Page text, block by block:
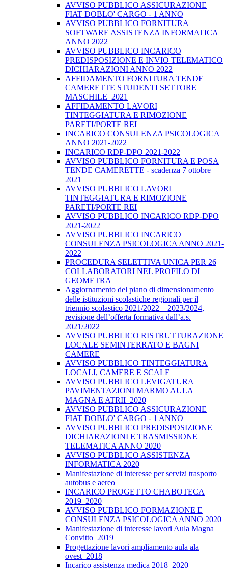
AVVISO PUBBLICO ASSICURAZIONE
FIAT DOBLO' CARGO - 1 ANNO
AVVISO PUBBLICO FORNITURA
SOFTWARE ASSISTENZA INFORMATICA
ANNO 2022
AVVISO PUBBLICO INCARICO
PREDISPOSIZIONE E INVIO TELEMATICO
DICHIARAZIONI ANNO 2022
AFFIDAMENTO FORNITURA TENDE
CAMERETTE STUDENTI SETTORE
MASCHILE_2021
AFFIDAMENTO LAVORI
TINTEGGIATURA E RIMOZIONE
PARETI/PORTE REI
INCARICO CONSULENZA PSICOLOGICA
ANNO 2021-2022
INCARICO RDP-DPO 2021-2022
AVVISO PUBBLICO FORNITURA E POSA
TENDE CAMERETTE - scadenza 7 ottobre
2021
AVVISO PUBBLICO LAVORI
TINTEGGIATURA E RIMOZIONE
PARETI/PORTE REI
AVVISO PUBBLICO INCARICO RDP-DPO
2021-2022
AVVISO PUBBLICO INCARICO
CONSULENZA PSICOLOGICA ANNO 2021-
2022
PROCEDURA SELETTIVA UNICA PER 26
COLLABORATORI NEL PROFILO DI
GEOMETRA
Aggiornamento del piano di dimensionamento
delle istituzioni scolastiche regionali per il
triennio scolastico 2021/2022 – 2023/2024,
revisione dell’offerta formativa dall’a.s.
2021/2022
AVVISO PUBBLICO RISTRUTTURAZIONE
LOCALE SEMINTERRATO E BAGNI
CAMERE
AVVISO PUBBLICO TINTEGGIATURA
LOCALI, CAMERE E SCALE
AVVISO PUBBLICO LEVIGATURA
PAVIMENTAZIONI MARMO AULA
MAGNA E ATRII_2020
AVVISO PUBBLICO ASSICURAZIONE
FIAT DOBLO' CARGO - 1 ANNO
AVVISO PUBBLICO PREDISPOSIZIONE
DICHIARAZIONI E TRASMISSIONE
TELEMATICA ANNO 2020
AVVISO PUBBLICO ASSISTENZA
INFORMATICA 2020
Manifestazione di interesse per servizi trasporto
autobus e aereo
INCARICO PROGETTO CHABOTECA
2019_2020
AVVISO PUBBLICO FORMAZIONE E
CONSULENZA PSICOLOGICA ANNO 2020
Manifestazione di interesse lavori Aula Magna
Convitto_2019
Progettazione lavori ampliamento aula ala
ovest_2018
Incarico assistenza medica 2018_2020